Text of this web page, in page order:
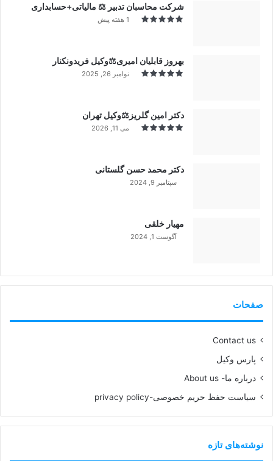
شرکت محاسبان تدبیر ⚖️ مالیاتی+حسابداری
1 هفته پیش
بهروز قابلیان امیری⚖️وکیل فریدونکنار
نوامبر 26, 2025
دکتر امین گلریز⚖️وکیل تهران
می 11, 2026
دکتر محمد حسن گلستانی
سپتامبر 9, 2024
مهیار خلقی
آگوست 1, 2024
صفحات
Contact us
پارس وکیل
درباره ما- About us
سیاست حفظ حریم خصوصی-privacy policy
نوشته‌های تازه